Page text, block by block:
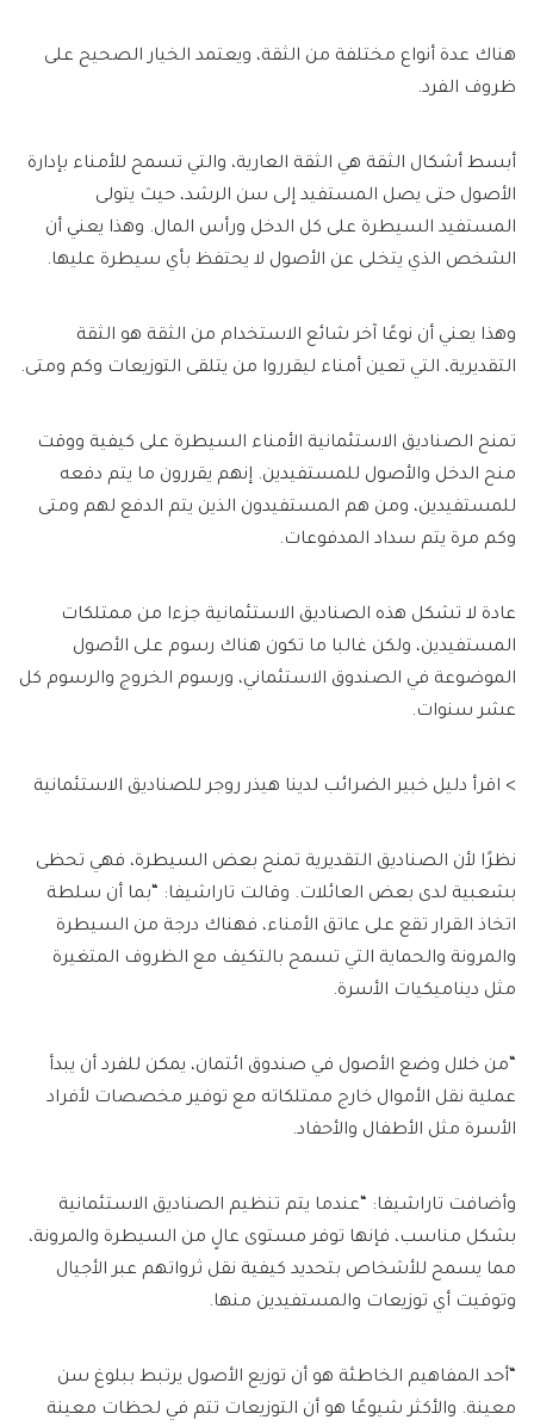
هناك عدة أنواع مختلفة من الثقة، ويعتمد الخيار الصحيح على
ظروف الفرد.
أبسط أشكال الثقة هي الثقة العارية، والتي تسمح للأمناء بإدارة
الأصول حتى يصل المستفيد إلى سن الرشد، حيث يتولى
المستفيد السيطرة على كل الدخل ورأس المال. وهذا يعني أن
الشخص الذي يتخلى عن الأصول لا يحتفظ بأي سيطرة عليها.
وهذا يعني أن نوعًا آخر شائع الاستخدام من الثقة هو الثقة
التقديرية، التي تعين أمناء ليقرروا من يتلقى التوزيعات وكم ومتى.
تمنح الصناديق الاستئمانية الأمناء السيطرة على كيفية ووقت
منح الدخل والأصول للمستفيدين. إنهم يقررون ما يتم دفعه
للمستفيدين، ومن هم المستفيدون الذين يتم الدفع لهم ومتى
وكم مرة يتم سداد المدفوعات.
عادة لا تشكل هذه الصناديق الاستئمانية جزءا من ممتلكات
المستفيدين، ولكن غالبا ما تكون هناك رسوم على الأصول
الموضوعة في الصندوق الاستئماني، ورسوم الخروج والرسوم كل
عشر سنوات.
> اقرأ دليل خبير الضرائب لدينا هيذر روجر للصناديق الاستئمانية
نظرًا لأن الصناديق التقديرية تمنح بعض السيطرة، فهي تحظى
بشعبية لدى بعض العائلات. وقالت تاراشيفا: “بما أن سلطة
اتخاذ القرار تقع على عاتق الأمناء، فهناك درجة من السيطرة
والمرونة والحماية التي تسمح بالتكيف مع الظروف المتغيرة
مثل ديناميكيات الأسرة.
“من خلال وضع الأصول في صندوق ائتمان، يمكن للفرد أن يبدأ
عملية نقل الأموال خارج ممتلكاته مع توفير مخصصات لأفراد
الأسرة مثل الأطفال والأحفاد.
وأضافت تاراشيفا: “عندما يتم تنظيم الصناديق الاستئمانية
بشكل مناسب، فإنها توفر مستوى عالٍ من السيطرة والمرونة،
مما يسمح للأشخاص بتحديد كيفية نقل ثرواتهم عبر الأجيال
وتوقيت أي توزيعات والمستفيدين منها.
“أحد المفاهيم الخاطئة هو أن توزيع الأصول يرتبط ببلوغ سن
معينة. والأكثر شيوعًا هو أن التوزيعات تتم في لحظات معينة